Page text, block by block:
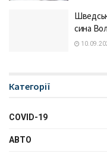
сина
Категорії
COVID-19
АВТО